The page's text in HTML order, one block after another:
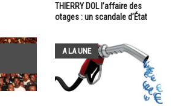
THIERRY DOL l’affaire des
otages : un scandale d’État
A LA UNE